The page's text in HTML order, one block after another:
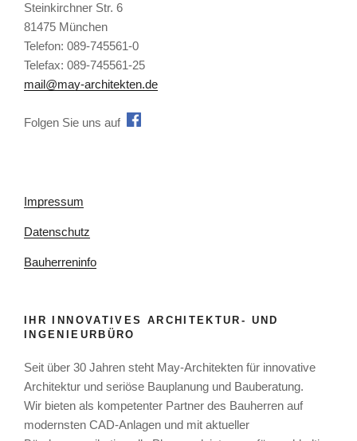
Steinkirchner Str. 6
81475 München
Telefon: 089-745561-0
Telefax: 089-745561-25
mail@may-architekten.de
Folgen Sie uns auff
Impressum
Datenschutz
Bauherreninfo
IHR INNOVATIVES ARCHITEKTUR- UND
INGENIEURBÜRO
Seit über 30 Jahren steht May-Architekten für innovative
Architektur und seriöse Bauplanung und Bauberatung.
Wir bieten als kompetenter Partner des Bauherren auf
modernsten CAD-Anlagen und mit aktueller